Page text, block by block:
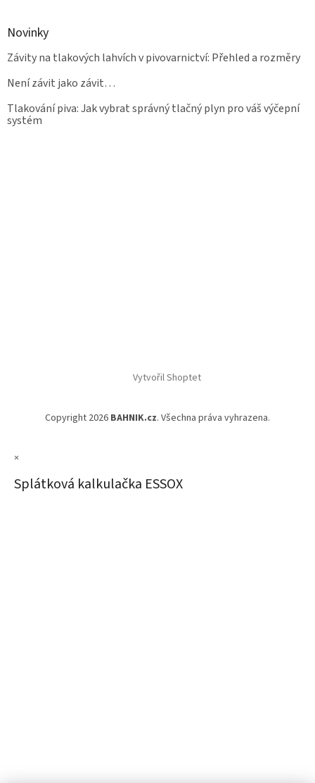
Novinky
Závity na tlakových lahvích v pivovarnictví: Přehled a rozměry
Není závit jako závit…
Tlakování piva: Jak vybrat správný tlačný plyn pro váš výčepní
systém
Vytvořil Shoptet
Copyright 2026 BAHNIK.cz. Všechna práva vyhrazena.
×
Splátková kalkulačka ESSOX